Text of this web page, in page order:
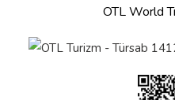
OTL World